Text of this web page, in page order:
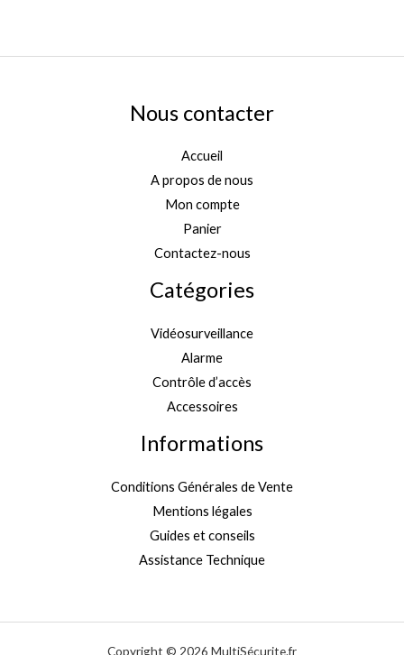
Nous contacter
Accueil
A propos de nous
Mon compte
Panier
Contactez-nous
Catégories
Vidéosurveillance
Alarme
Contrôle d’accès
Accessoires
Informations
Conditions Générales de Vente
Mentions légales
Guides et conseils
Assistance Technique
Copyright © 2026 MultiSécurite.fr